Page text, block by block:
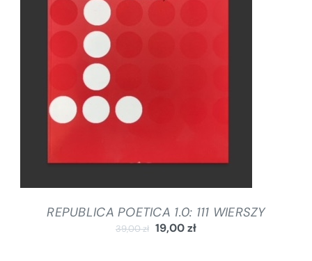
DODAJ DO KOSZYKA
REPUBLICA POETICA 1.0: 111 WIERSZY
39,00zł 19,00zł